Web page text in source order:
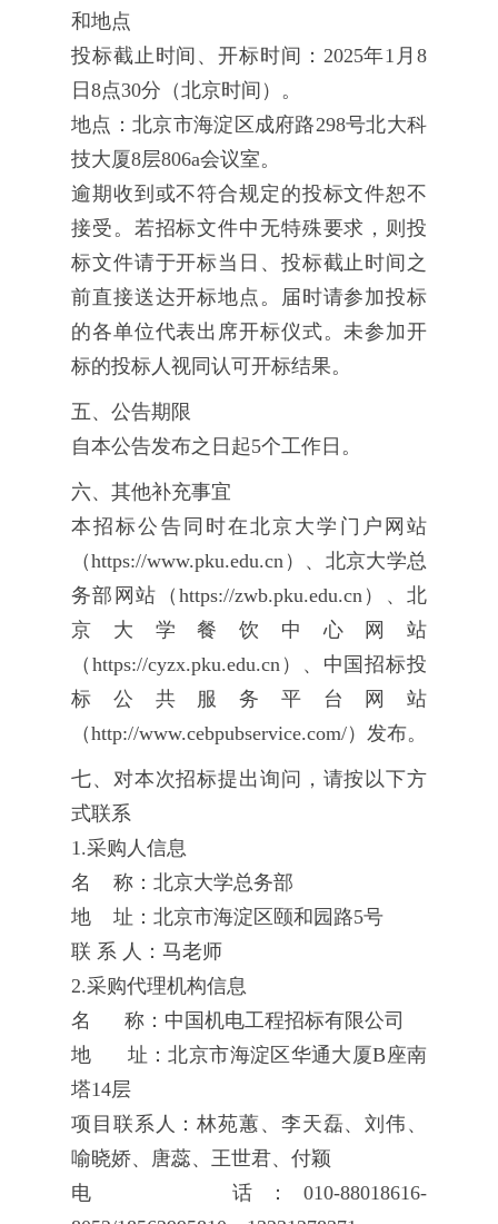
和地点
投标截止时间、开标时间：2025年1月8
日8点30分（北京时间）。
地点：北京市海淀区成府路298号北大科
技大厦8层806a会议室。
逾期收到或不符合规定的投标文件恕不
接受。若招标文件中无特殊要求，则投
标文件请于开标当日、投标截止时间之
前直接送达开标地点。届时请参加投标
的各单位代表出席开标仪式。未参加开
标的投标人视同认可开标结果。
五、公告期限
自本公告发布之日起5个工作日。
六、其他补充事宜
本招标公告同时在北京大学门户网站
（https://www.pku.edu.cn）、北京大学总
务部网站（https://zwb.pku.edu.cn）、北
京大学餐饮中心网站
（https://cyzx.pku.edu.cn）、中国招标投
标公共服务平台网站
（http://www.cebpubservice.com/）发布。
七、对本次招标提出询问，请按以下方
式联系
1.采购人信息
名 称：北京大学总务部
地 址：北京市海淀区颐和园路5号
联 系 人：马老师
2.采购代理机构信息
名 称：中国机电工程招标有限公司
地 址：北京市海淀区华通大厦B座南
塔14层
项目联系人：林苑蕙、李天磊、刘伟、
喻晓娇、唐蕊、王世君、付颖
电 话：010-88018616-